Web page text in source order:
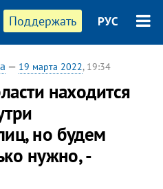
Поддержать РУС
— 19 марта 2022, 19:34
находится
но будем
нужно, -